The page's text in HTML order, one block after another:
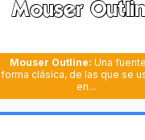
Mouser Outline: Una
forma clásica, de las que se
en...